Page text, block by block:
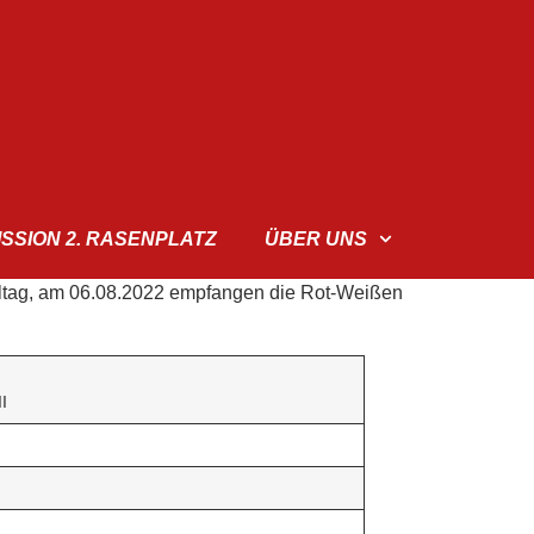
2. RASENPLATZ ÜBER UNS
am 06.08.2022 empfangen die Rot-Weißen